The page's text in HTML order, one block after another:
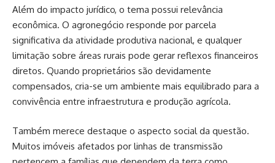
Além do impacto jurídico, o tema possui relevância
econômica. O agronegócio responde por parcela
significativa da atividade produtiva nacional, e qualquer
limitação sobre áreas rurais pode gerar reflexos financeiros
diretos. Quando proprietários são devidamente
compensados, cria-se um ambiente mais equilibrado para a
convivência entre infraestrutura e produção agrícola.
Também merece destaque o aspecto social da questão.
Muitos imóveis afetados por linhas de transmissão